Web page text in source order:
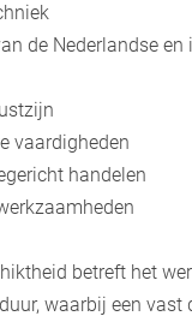
de Nederlandse en
vaardigheden
handelen
betreft het
waarbij een vast